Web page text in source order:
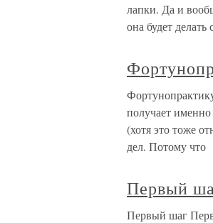
лапки. Да и
она будет делать
получает
(хотя это тоже
дел. Потому что
Первый
Первый шаг